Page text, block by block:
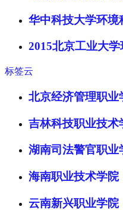
华中科技大学环境
2015北京工业大
标签云
北京经济管理职业
吉林科技职业技术
湖南司法警官职业
海南职业技术学院
云南新兴职业学院